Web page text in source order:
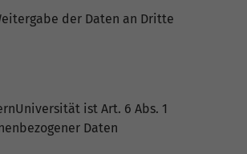
der Daten an Dritte
ist Art. 6 Abs. 1
Daten